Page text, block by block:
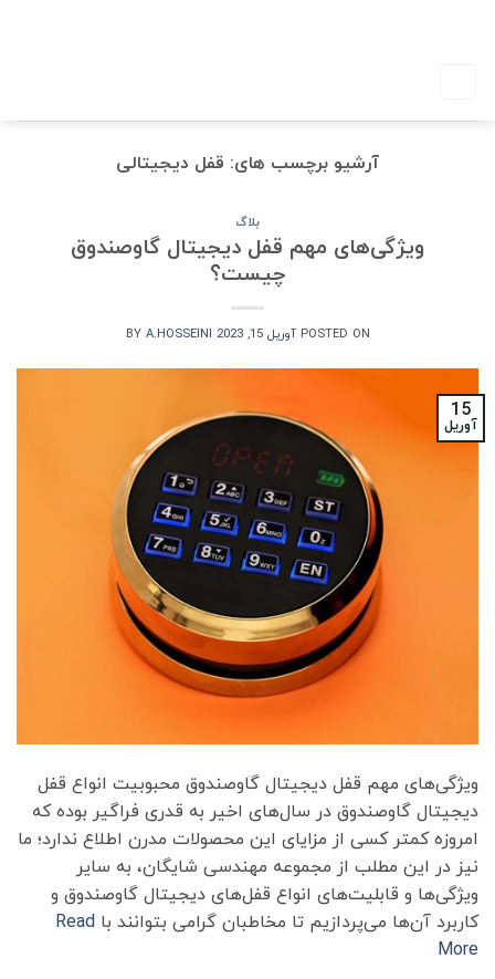
آرشیو برچسب های: قفل دیجیتالی
بلاگ
ویژگی‌های مهم قفل دیجیتال گاوصندوق
چیست؟
POSTED ON آوریل 15, 2023 BY A.HOSSEINI
15
آوریل
ویژگی‌های مهم قفل دیجیتال گاوصندوق محبوبیت انواع قفل
دیجیتال گاوصندوق در سال‌های اخیر به قدری فراگیر بوده که
امروزه کمتر کسی از مزایای این محصولات مدرن اطلاع ندارد؛ ما
نیز در این مطلب از مجموعه مهندسی شایگان، به سایر
ویژگی‌ها و قابلیت‌های انواع قفل‌های دیجیتال گاوصندوق و
کاربرد آن‌ها می‌پردازیم تا مخاطبان گرامی بتوانند با Read
More